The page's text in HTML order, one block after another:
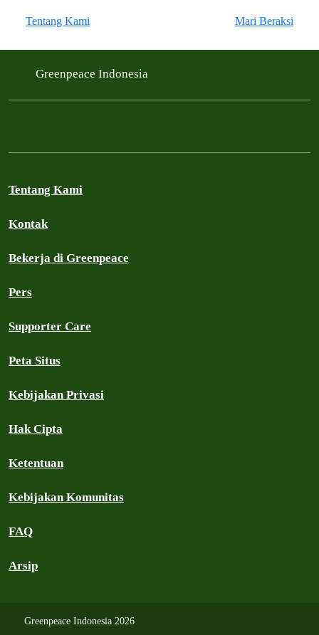
Tentang Kami Mari Beraksi
Greenpeace Indonesia
Tentang Kami
Kontak
Bekerja di Greenpeace
Pers
Supporter Care
Peta Situs
Kebijakan Privasi
Hak Cipta
Ketentuan
Kebijakan Komunitas
FAQ
Arsip
Greenpeace Indonesia 2026